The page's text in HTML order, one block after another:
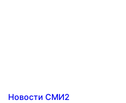
Новости СМИ2